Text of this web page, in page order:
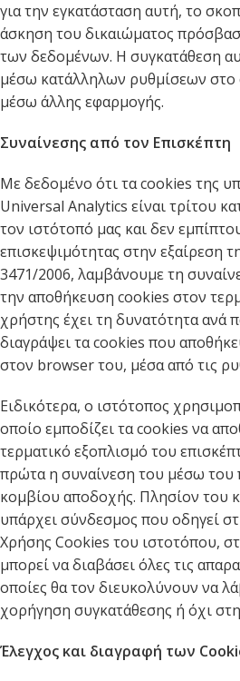
για την εγκατάσταση αυτή, το
άσκηση του δικαιώματος
των δεδομένων. Η συγκατάθεση
μέσω κατάλληλων ρυθμίσεων στο
μέσω άλλης εφαρμογής.
Συναίνεσης από τον Επισκέπτη
Με δεδομένο ότι τα cookies της
Universal Analytics είναι τρίτου
τον ιστότοπό μας και δεν
επισκεψιμότητας στην εξαίρεση
3471/2006, λαμβάνουμε τη
την αποθήκευση cookies στον
χρήστης έχει τη δυνατότητα ανά
διαγράψει τα cookies που
στον browser του, μέσα από τις
Ειδικότερα, ο ιστότοπος
οποίο εμποδίζει τα cookies να
τερματικό εξοπλισμό του
πρώτα η συναίνεση του μέσω του
κομβίου αποδοχής. Πλησίον του
υπάρχει σύνδεσμος που οδηγεί
Χρήσης Cookies του ιστοτόπου,
μπορεί να διαβάσει όλες τις
οποίες θα τον διευκολύνουν να
χορήγηση συγκατάθεσης ή όχι
Έλεγχος και διαγραφή των